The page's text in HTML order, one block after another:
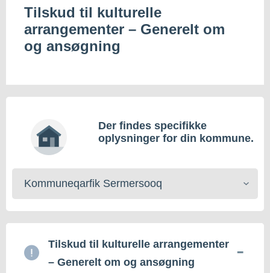
Tilskud til kulturelle
arrangementer – Generelt om
og ansøgning
Der findes specifikke
oplysninger for din kommune.
Vælg
kommune
Tilskud til kulturelle arrangementer
– Generelt om og ansøgning